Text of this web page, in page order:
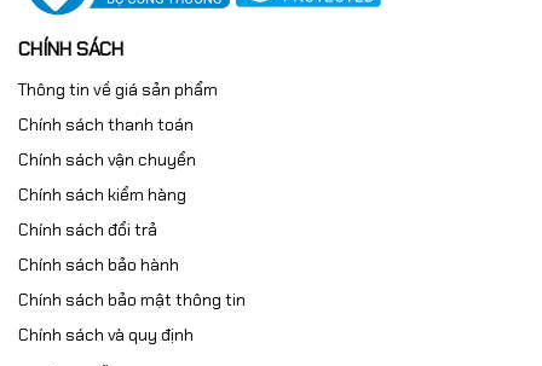
CHÍNH SÁCH
Thông tin về giá sản phẩm
Chính sách thanh toán
Chính sách vận chuyển
Chính sách kiểm hàng
Chính sách đổi trả
Chính sách bảo hành
Chính sách bảo mật thông tin
Chính sách và quy định